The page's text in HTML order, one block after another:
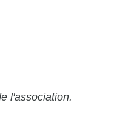
l'association.